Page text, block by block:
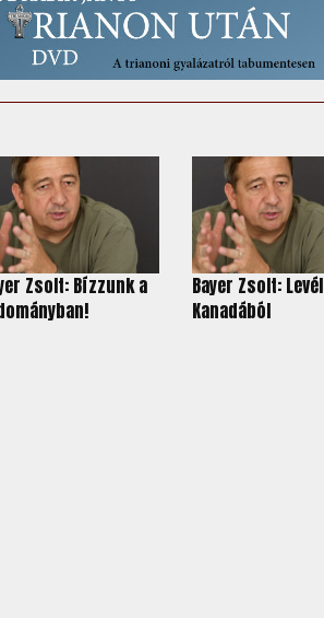
Zsolt: Bízzunk a
Bayer Zsolt: Levél
Kanadából